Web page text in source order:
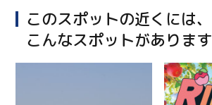
このスポットの近くには、
こんなスポットがあります